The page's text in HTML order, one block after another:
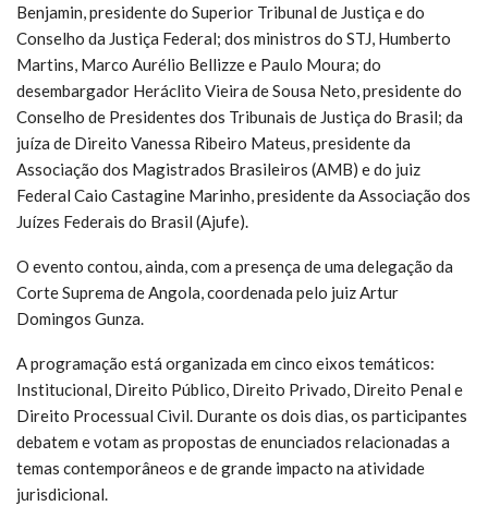
Benjamin, presidente do Superior Tribunal de Justiça e do
Conselho da Justiça Federal; dos ministros do STJ, Humberto
Martins, Marco Aurélio Bellizze e Paulo Moura; do
desembargador Heráclito Vieira de Sousa Neto, presidente do
Conselho de Presidentes dos Tribunais de Justiça do Brasil; da
juíza de Direito Vanessa Ribeiro Mateus, presidente da
Associação dos Magistrados Brasileiros (AMB) e do juiz
Federal Caio Castagine Marinho, presidente da Associação dos
Juízes Federais do Brasil (Ajufe).
O evento contou, ainda, com a presença de uma delegação da
Corte Suprema de Angola, coordenada pelo juiz Artur
Domingos Gunza.
A programação está organizada em cinco eixos temáticos:
Institucional, Direito Público, Direito Privado, Direito Penal e
Direito Processual Civil. Durante os dois dias, os participantes
debatem e votam as propostas de enunciados relacionadas a
temas contemporâneos e de grande impacto na atividade
jurisdicional.